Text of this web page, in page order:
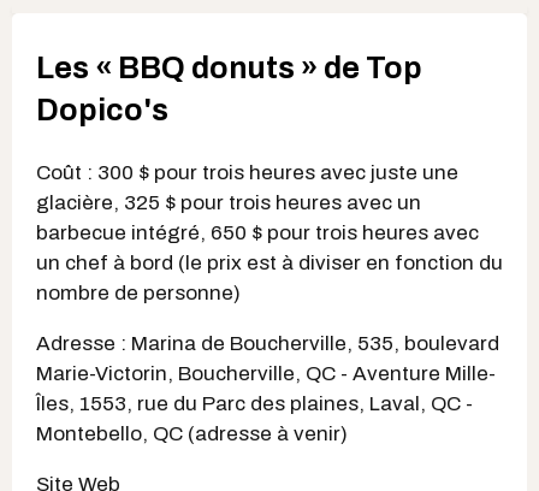
Les « BBQ donuts » de Top
Dopico's
Coût : 300 $ pour trois heures avec juste une
glacière, 325 $ pour trois heures avec un
barbecue intégré, 650 $ pour trois heures avec
un chef à bord (le prix est à diviser en fonction du
nombre de personne)
Adresse : Marina de Boucherville, 535, boulevard
Marie-Victorin, Boucherville, QC - Aventure Mille-
Îles, 1553, rue du Parc des plaines, Laval, QC -
Montebello, QC (adresse à venir)
Site Web